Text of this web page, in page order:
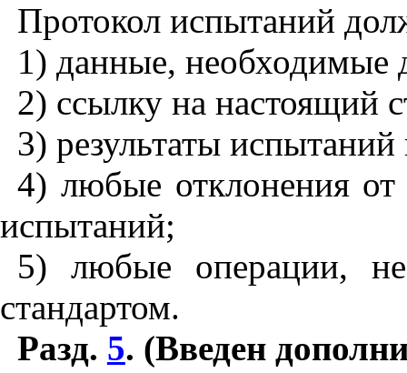
Протокол испытаний
1) данные, необходимые
2) ссылку на настоящий
3) результаты
4) любые отклонения
испытаний;
5) любые операции, не
стандартом.
Разд. 5. (Введен